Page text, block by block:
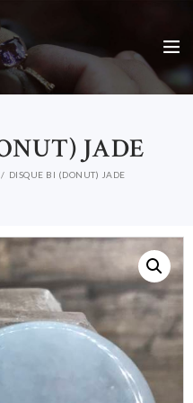
JADE
DISQUE BI (DONUT) JADE